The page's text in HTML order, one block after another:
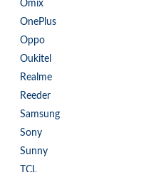
Omix
OnePlus
Oppo
Oukitel
Realme
Reeder
Samsung
Sony
Sunny
TCL